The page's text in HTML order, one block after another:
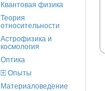
Квантовая физика
Теория
относительности
Астрофизика и
космология
Оптика
Опыты
Материаловедение